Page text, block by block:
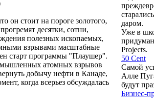
он стоит на пороге золотого,
десятки, сотни,
полезных ископаемых,
взрывами масштабные
старт программы "Плаушер".
атомных взрывов
добычу нефти в Канаде,
когда всерьез обсуждалась
даром.
Уже в
Projects.
50 Cent
Самой
Алле
будут
Бизнес-